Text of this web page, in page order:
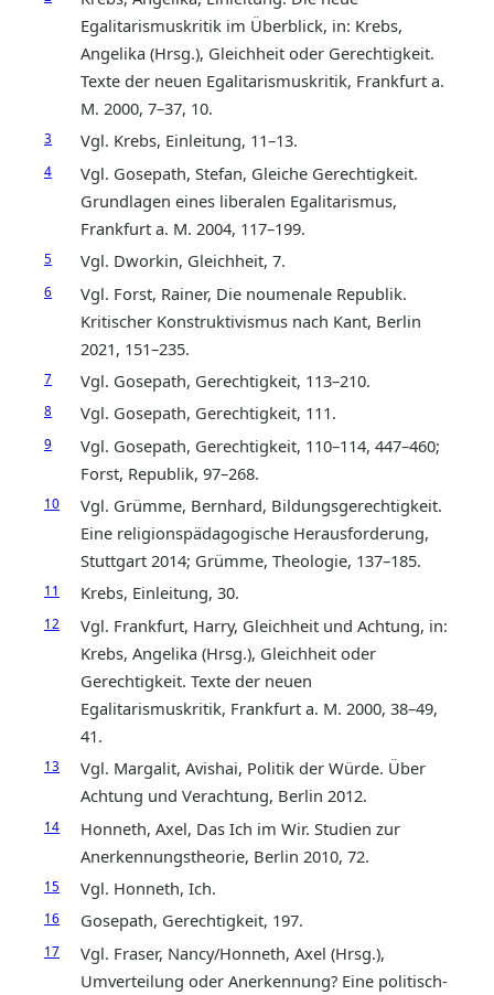
Egalitarismuskritik im Überblick, in: Krebs,
Angelika (Hrsg.), Gleichheit oder Gerechtigkeit.
Texte der neuen Egalitarismuskritik, Frankfurt a.
M. 2000, 7–37, 10.
3 Vgl. Krebs, Einleitung, 11–13.
4
Vgl. Gosepath, Stefan, Gleiche Gerechtigkeit.
Grundlagen eines liberalen Egalitarismus,
Frankfurt a. M. 2004, 117–199.
5 Vgl. Dworkin, Gleichheit, 7.
6
Vgl. Forst, Rainer, Die noumenale Republik.
Kritischer Konstruktivismus nach Kant, Berlin
2021, 151–235.
7 Vgl. Gosepath, Gerechtigkeit, 113–210.
8 Vgl. Gosepath, Gerechtigkeit, 111.
9
Vgl. Gosepath, Gerechtigkeit, 110–114, 447–460;
Forst, Republik, 97–268.
10
Vgl. Grümme, Bernhard, Bildungsgerechtigkeit.
Eine religionspädagogische Herausforderung,
Stuttgart 2014; Grümme, Theologie, 137–185.
11 Krebs, Einleitung, 30.
12
Vgl. Frankfurt, Harry, Gleichheit und Achtung, in:
Krebs, Angelika (Hrsg.), Gleichheit oder
Gerechtigkeit. Texte der neuen
Egalitarismuskritik, Frankfurt a. M. 2000, 38–49,
41.
13
Vgl. Margalit, Avishai, Politik der Würde. Über
Achtung und Verachtung, Berlin 2012.
14
Honneth, Axel, Das Ich im Wir. Studien zur
Anerkennungstheorie, Berlin 2010, 72.
15 Vgl. Honneth, Ich.
16 Gosepath, Gerechtigkeit, 197.
17
Vgl. Fraser, Nancy/Honneth, Axel (Hrsg.),
Umverteilung oder Anerkennung? Eine politisch-